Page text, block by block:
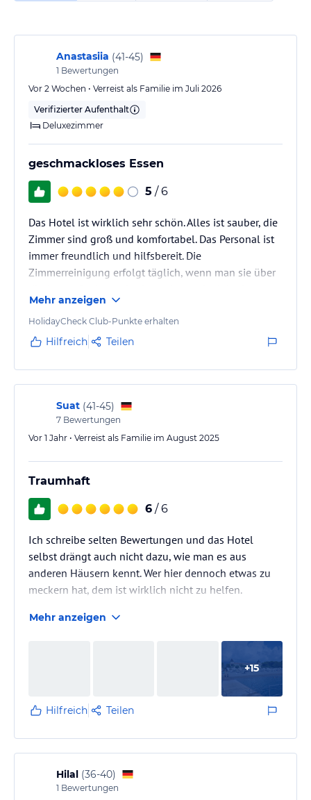
Anastasiia (41-45)
1 Bewertungen
Vor 2 Wochen • Verreist als Familie im Juli 2026
Verifizierter Aufenthalt
Deluxezimmer
geschmackloses Essen
5 / 6
Das Hotel ist wirklich sehr schön. Alles ist sauber, die
Zimmer sind groß und komfortabel. Das Personal ist
immer freundlich und hilfsbereit. Die
Zimmerreinigung erfolgt täglich, wenn man sie über
Leider ist das Essen eine große Enttäuschung. Es ist
jeden Tag fast das Gleiche, geschmacklos, sehr fad
dieser Kategorie hätten wir deutlich bessere Qualität
und mehr Abwechslung erwartet.
Abgesehen vom Essen war alles…
Mehr anzeigen
HolidayCheck Club-Punkte erhalten
Hilfreich Teilen
Suat (41-45)
7 Bewertungen
Vor 1 Jahr • Verreist als Familie im August 2025
Traumhaft
6 / 6
Ich schreibe selten Bewertungen und das Hotel
selbst drängt auch nicht dazu, wie man es aus
anderen Häusern kennt. Wer hier dennoch etwas zu
meckern hat, dem ist wirklich nicht zu helfen.
Der Aquapark ist ein Traum, das Wasser hat eine
Markengetränke und originale Eissorten. Frühstück
und Abendessen sind hervorragend, große Auswahl,
hochwertig und mit tollem Blick. Am Aquapark gibt
es…
Mehr anzeigen
+15
Hilfreich Teilen
Hilal (36-40)
1 Bewertungen